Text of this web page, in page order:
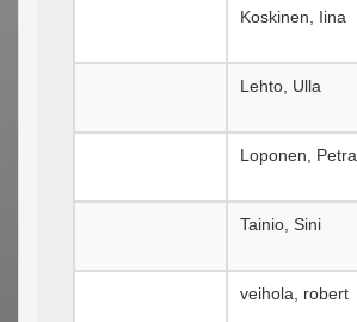
Koskinen, Iina
Lehto, Ulla
Loponen, Petra
Tainio, Sini
veihola, robert